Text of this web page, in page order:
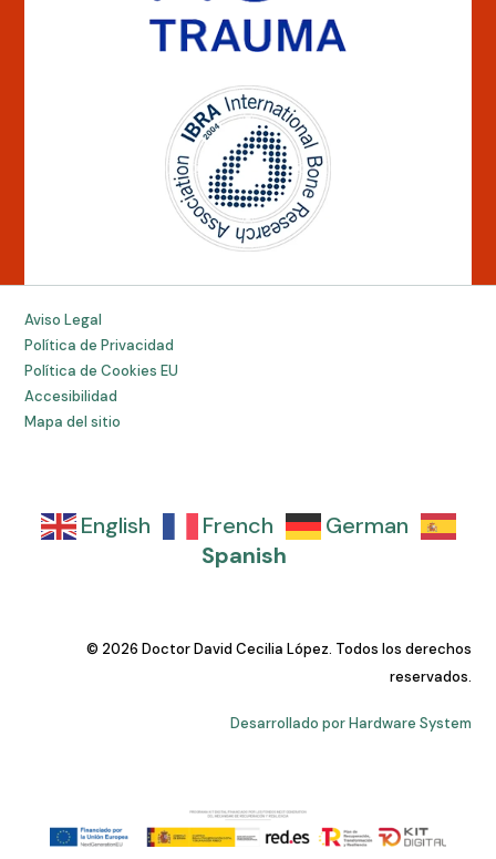
Aviso Legal
Política de Privacidad
Política de Cookies EU
Accesibilidad
Mapa del sitio
English French
German
Spanish
© 2026 Doctor David Cecilia López. Todos los derechos
reservados.
Desarrollado por Hardware System